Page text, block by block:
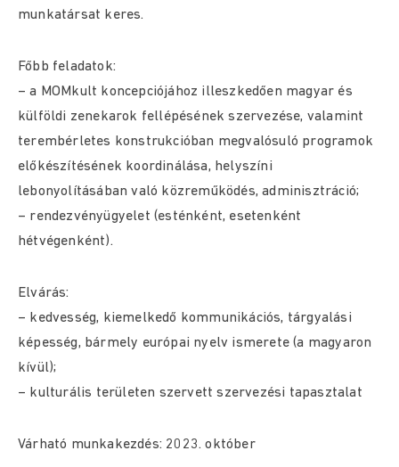
munkatársat keres.
Főbb feladatok:
– a MOMkult koncepciójához illeszkedően magyar és
külföldi zenekarok fellépésének szervezése, valamint
terembérletes konstrukcióban megvalósuló programok
előkészítésének koordinálása, helyszíni
lebonyolításában való közreműködés, adminisztráció;
– rendezvényügyelet (esténként, esetenként
hétvégenként).
Elvárás:
– kedvesség, kiemelkedő kommunikációs, tárgyalási
képesség, bármely európai nyelv ismerete (a magyaron
kívül);
– kulturális területen szervett szervezési tapasztalat
Várható munkakezdés: 2023. október